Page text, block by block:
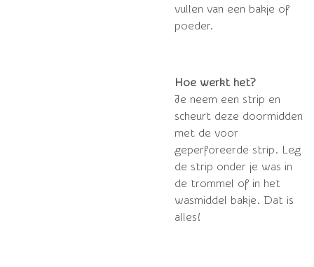
vullen van een bakje of
poeder.
Hoe werkt het?
Je neem een strip en
scheurt deze doormidden
met de voor
geperforeerde strip. Leg
de strip onder je was in
de trommel of in het
wasmiddel bakje. Dat is
alles!